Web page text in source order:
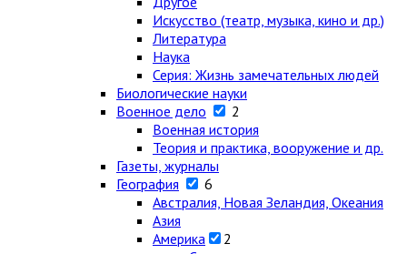
Искусство (театр, музыка, кино и др.)
Литература
Наука
Серия: Жизнь замечательных людей
Биологические науки
Военное дело
2
Военная история
Теория и практика, вооружение и др.
Газеты, журналы
География
6
Австралия, Новая Зеландия, Океания
Азия
Америка
2